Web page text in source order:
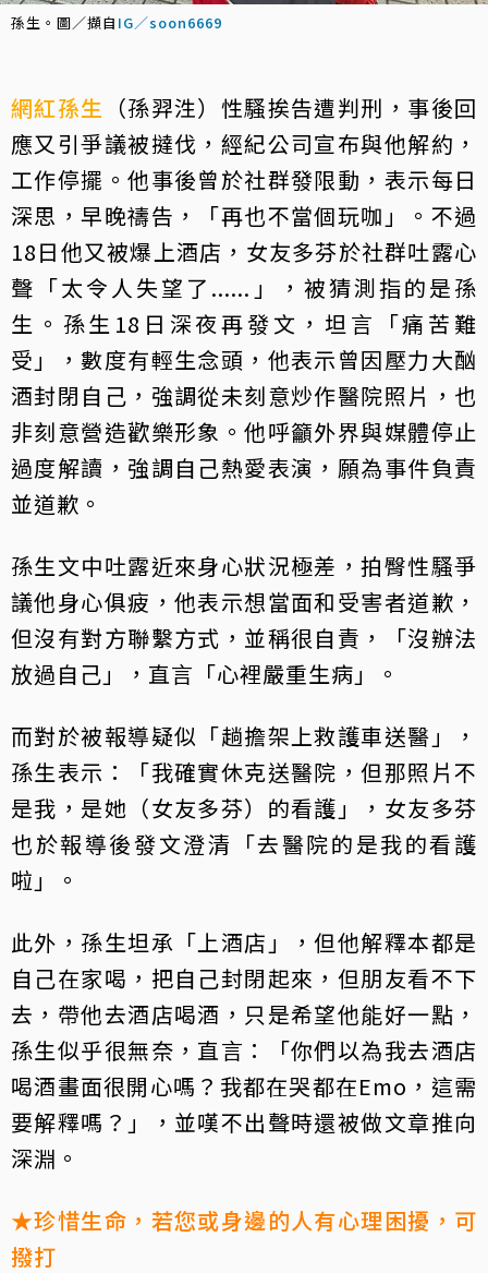
孫生。圖／擷自 IG／soon6669
網紅孫生
（孫羿泩）性騷挨告遭判刑，事後回
應又引爭議被撻伐，經紀公司宣布與他解約，
工作停擺。他事後曾於社群發限動，表示每日
深思，早晚禱告，「再也不當個玩咖」。不過
18日他又被爆上酒店，女友多芬於社群吐露心
聲「太令人失望了......」，被猜測指的是孫
生。孫生18日深夜再發文，坦言「痛苦難
受」，數度有輕生念頭，他表示曾因壓力大酗
酒封閉自己，強調從未刻意炒作醫院照片，也
非刻意營造歡樂形象。他呼籲外界與媒體停止
過度解讀，強調自己熱愛表演，願為事件負責
並道歉。
孫生文中吐露近來身心狀況極差，拍臀性騷爭
議他身心俱疲，他表示想當面和受害者道歉，
但沒有對方聯繫方式，並稱很自責，「沒辦法
放過自己」，直言「心裡嚴重生病」。
而對於被報導疑似「趟擔架上救護車送醫」，
孫生表示：「我確實休克送醫院，但那照片不
是我，是她（女友多芬）的看護」，女友多芬
也於報導後發文澄清「去醫院的是我的看護
啦」。
此外，孫生坦承「上酒店」，但他解釋本都是
自己在家喝，把自己封閉起來，但朋友看不下
去，帶他去酒店喝酒，只是希望他能好一點，
孫生似乎很無奈，直言：「你們以為我去酒店
喝酒畫面很開心嗎？我都在哭都在Emo，這需
要解釋嗎？」，並嘆不出聲時還被做文章推向
深淵。
★珍惜生命，若您或身邊的人有心理困擾，可
撥打